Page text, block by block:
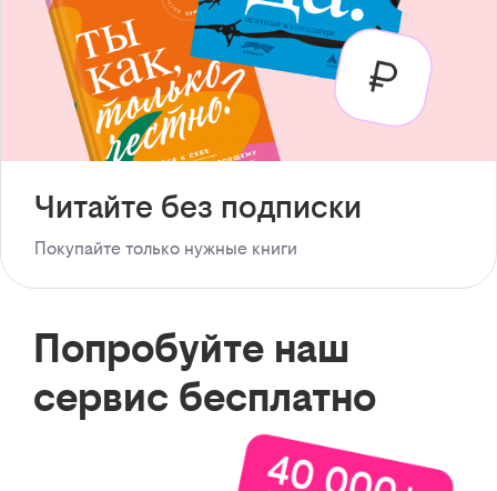
Читайте без подписки
Покупайте только нужные книги
Попробуйте наш
сервис бесплатно